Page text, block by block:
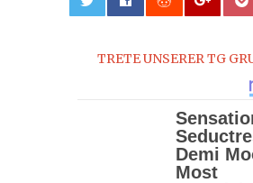
TRETE UNSERER TG